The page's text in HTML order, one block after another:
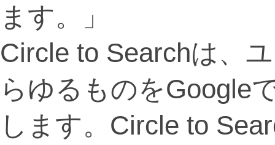
ます。」
Circle to Searchは、
らゆるものをGoogle
します。Circle to